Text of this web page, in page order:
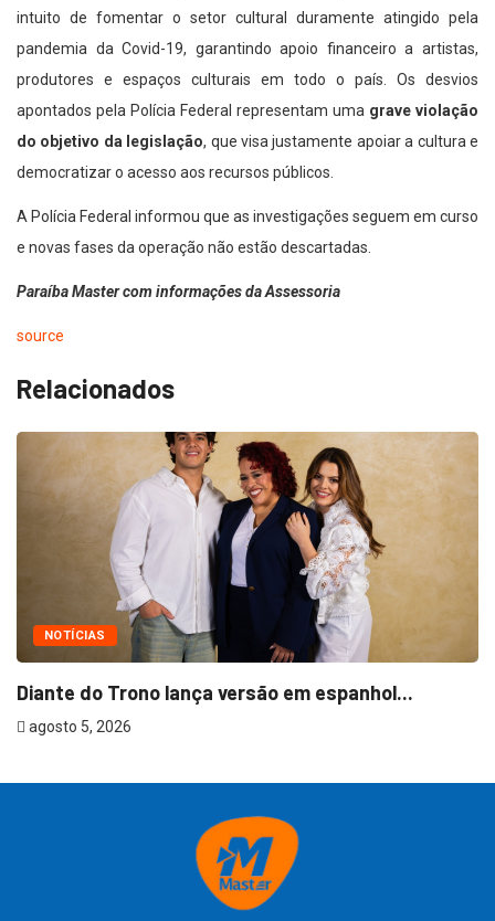
intuito de fomentar o setor cultural duramente atingido pela
pandemia da Covid-19, garantindo apoio financeiro a artistas,
produtores e espaços culturais em todo o país. Os desvios
apontados pela Polícia Federal representam uma grave violação
do objetivo da legislação, que visa justamente apoiar a cultura e
democratizar o acesso aos recursos públicos.
A Polícia Federal informou que as investigações seguem em curso
e novas fases da operação não estão descartadas.
Paraíba Master com informações da Assessoria
source
Relacionados
NOTÍCIAS
Diante do Trono lança versão em espanhol...
agosto 5, 2026